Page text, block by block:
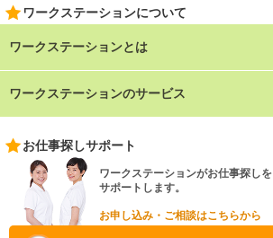
ワークステーションについて
ワークステーションとは
ワークステーションのサービス
お仕事探しサポート
ワークステーションがお仕事探しを
サポートします。
お申し込み・ご相談はこちらから